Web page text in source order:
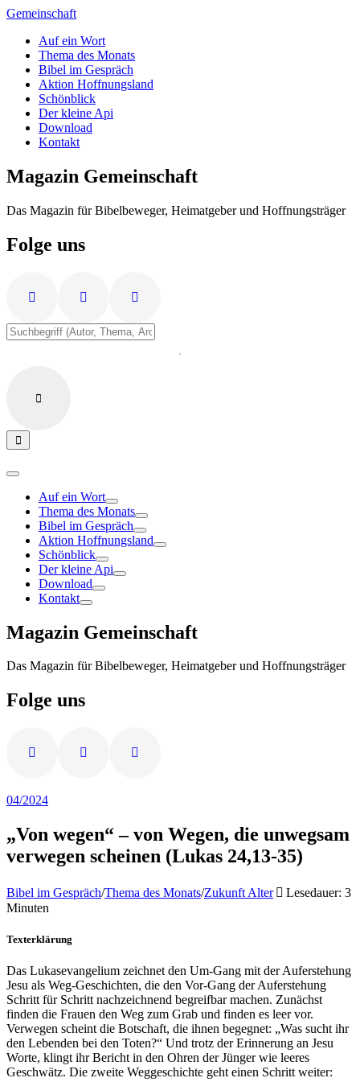
Zum
springen
Gemeinschaft
Auf ein Wort
Thema des Monats
Bibel im Gespräch
Aktion Hoffnungsland
Schönblick
Der kleine Api
Download
Kontakt
Magazin Gemeinschaft
Das Magazin für Bibelbeweger, Heimatgeber und Hoffnungsträger
Folge uns
Auf ein Wort
Thema des Monats
Bibel im Gespräch
Aktion Hoffnungsland
Schönblick
Der kleine Api
Download
Kontakt
Magazin Gemeinschaft
Das Magazin für Bibelbeweger, Heimatgeber und Hoffnungsträger
Folge uns
04/2024
„Von wegen“ – von Wegen, die unwegsam
verwegen scheinen (Lukas 24,13-35)
Bibel im Gespräch/Thema des Monats/Zukunft Alter
Lesedauer: 3
Minuten
Texterklärung
Das Lukasevangelium zeichnet den Um-Gang mit der Auferstehung
Jesu als Weg-Geschichten, die den Vor-Gang der Auferstehung
Schritt für Schritt nachzeichnend begreifbar machen. Zunächst
finden die Frauen den Weg zum Grab und finden es leer vor.
Verwegen scheint die Botschaft, die ihnen begegnet: „Was sucht ihr
den Lebenden bei den Toten?“ Und trotz der Erinnerung an Jesu
Worte, klingt ihr Bericht in den Ohren der Jünger wie leeres
Geschwätz. Die zweite Weggeschichte geht einen Schritt weiter: